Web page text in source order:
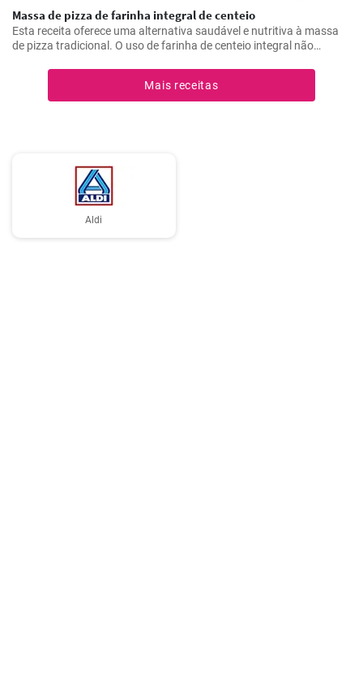
Massa de pizza de farinha integral de centeio
Esta receita oferece uma alternativa saudável e nutritiva à massa
de pizza tradicional. O uso de farinha de centeio integral não
fibras e nutrientes.
Mais receitas
Aldi